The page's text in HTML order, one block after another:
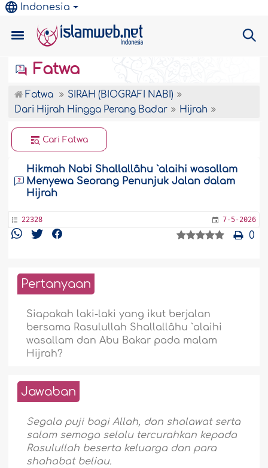
Indonesia
Fatwa
Fatwa
SIRAH (BIOGRAFI NABI)
Dari Hijrah Hingga Perang Badar
Hijrah
Cari Fatwa
Hikmah Nabi Shallallâhu `alaihi wasallam
Menyewa Seorang Penunjuk Jalan dalam
Hijrah
22328 7-5-2026
0
Pertanyaan
Siapakah laki-laki yang ikut berjalan
bersama Rasulullah Shallallâhu `alaihi
wasallam dan Abu Bakar pada malam
Hijrah?
Jawaban
Segala puji bagi Allah, dan shalawat serta
salam semoga selalu tercurahkan kepada
Rasulullah beserta keluarga dan para
shahabat beliau.